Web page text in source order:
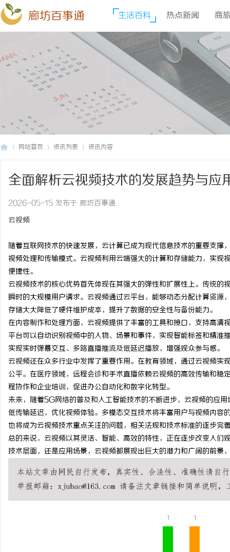
廊坊百事通 生活百科 热点新闻 商
网站首页 资讯列表 资讯内容
全面解析云视频技术的发展趋势与应
2026-05-15 发布于 廊坊百事通
云视频
随着互联网技术的快速发展，云计算已成为现代信息技术的重要支
视频处理和传输模式。云视频利用云端强大的计算和存储能力，实
便捷性。
云视频技术的核心优势首先体现在其强大的弹性和扩展性上。传统
瞬时的大规模用户请求。云视频通过云平台，能够动态分配计算资
存储大大降低了硬件维护成本，提升了数据的安全性与备份能力。
在内容制作和处理方面，云视频提供了丰富的工具和接口，支持高
平台可以自动识别视频中的人物、场景和事件，实现智能标签和精
实现实时弹幕交互、多路直播推流及低延迟播放，增强观众参与感。
云视频还在众多行业中发挥了重要作用。在教育领域，通过云视频
公平。在医疗领域，远程会诊和手术直播依赖云视频的高效传输和
程协作和企业培训，促进办公自动化和数字化转型。
未来，随着5G网络的普及和人工智能技术的不断进步，云视频的应
低传输延迟，优化视频体验。多模态交互技术将丰富用户与视频内
也将成为云视频技术重点关注的问题，相关法规和技术标准的逐步完
总的来说，云视频以其灵活、智能、高效的特性，正在逐步改变人
技术层面，还是应用场景，云视频都展现出巨大的潜力和广阔的前景
1 1
京考研机构避坑指南，怎么选不踩雷？ 武汉配眼镜 上海配眼镜